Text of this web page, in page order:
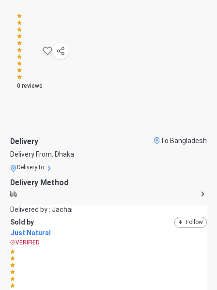
0 reviews
Delivery
To Bangladesh
Delivery From: Dhaka
Delivery to:
Delivery Method
Delivered by : Jachai
Sold by
+ Follow
Just Natural
VERIFIED